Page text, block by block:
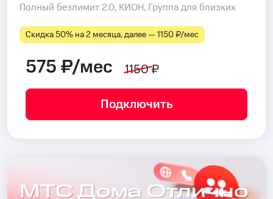
Полный безлимит 2.0, КИОН, Группа для близких
Скидка 50% на 2 месяца, далее — 1150 ₽⁠/⁠мес
575 ₽/мес 1150 ₽
Подключить
МТС Дома Отлично